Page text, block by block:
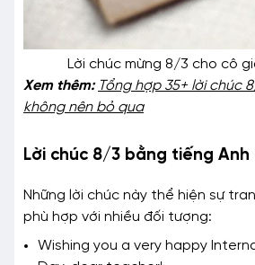
Lời chúc mừng 8/3 cho cô
Xem thêm: Tổng hợp 35+ lời chúc
không nên bỏ qua
Lời chúc 8/3 bằng tiếng
Những lời chúc này thể hiện sự
phù hợp với nhiều đối tượng:
Wishing you a very happy